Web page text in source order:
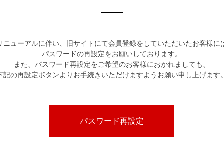
ニューアルに伴い、旧サイトにて会員登録をしていただいたお客様に
パスワードの再設定をお願いしております。
また、パスワード再設定をご希望のお客様におかれましても、
記の再設定ボタンよりお手続きいただけますようお願い申し上げます。
パスワード再設定